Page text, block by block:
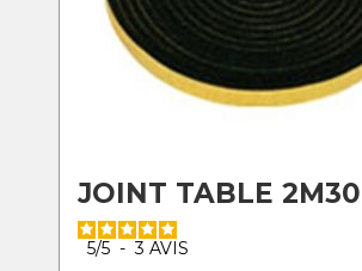
JOINT TABLE 2M30
5/5 - 3 AVIS